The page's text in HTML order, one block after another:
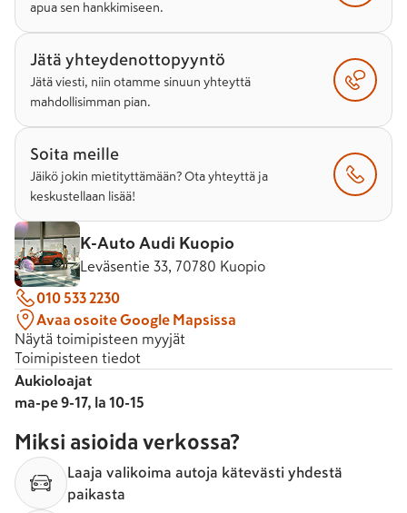
apua sen hankkimiseen.
Jätä yhteydenottopyyntö
Jätä viesti, niin otamme sinuun yhteyttä
mahdollisimman pian.
Soita meille
Jäikö jokin mietityttämään? Ota yhteyttä ja
keskustellaan lisää!
K-Auto Audi Kuopio
Leväsentie 33, 70780 Kuopio
010 533 2230
Avaa osoite Google Mapsissa
Näytä toimipisteen myyjät
Toimipisteen tiedot
Aukioloajat
ma-pe 9-17, la 10-15
Miksi asioida verkossa?
Laaja valikoima autoja kätevästi yhdestä
paikasta